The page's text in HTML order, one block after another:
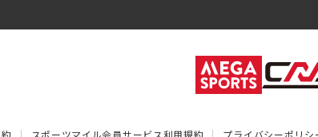
スポーツマイル会員サービス利用規約 プライバシーポリシ